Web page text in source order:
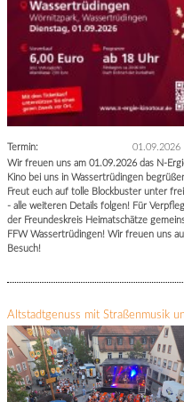
Termin:
01.09.2026
Wir freuen uns am 01.09.2026 das N-
Kino bei uns in Wassertrüdingen
Freut euch auf tolle Blockbuster unter
- alle weiteren Details folgen! Für
der Freundeskreis Heimatschätze
FFW Wassertrüdingen! Wir freuen uns
Besuch!
Altstadtgenuss mit Straßenmusik